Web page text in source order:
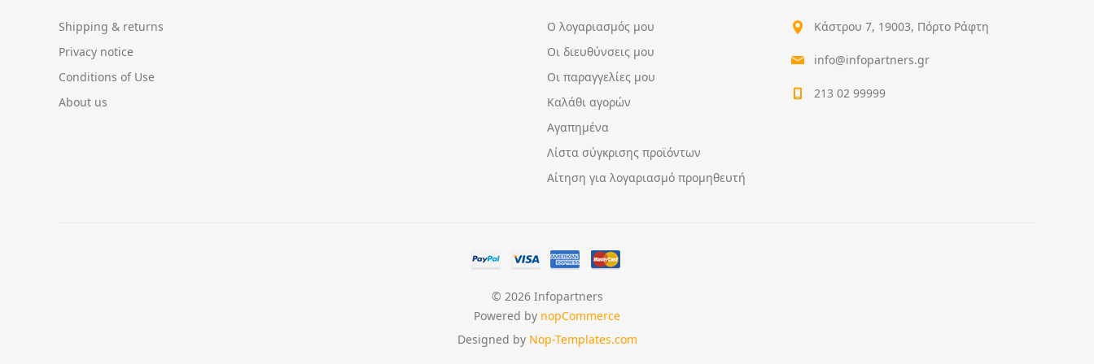
Shipping & returns
Privacy notice
Conditions of Use
About us
Ο λογαριασμός μου
Οι διευθύνσεις μου
Οι παραγγελίες μου
Καλάθι αγορών
Αγαπημένα
Λίστα σύγκρισης προϊόντων
Αίτηση για λογαριασμό προμηθευτή
Κάστρου 7, 19003, Πόρτο Ράφτη
info@infopartners.gr
213 02 99999
© 2026 Infopartners
Powered by nopCommerce
Designed by Nop-Templates.com